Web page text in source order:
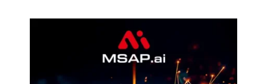
이벤트 & 세미나